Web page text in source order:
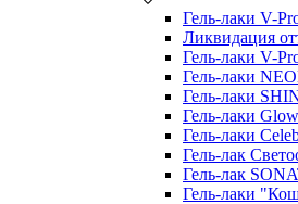
Гель-лаки V-
Ликвидация
Гель-лаки V-
Гель-лаки
Гель-лаки
Гель-лаки Glow
Гель-лаки
Гель-лак
Гель-лак
Гель-лаки